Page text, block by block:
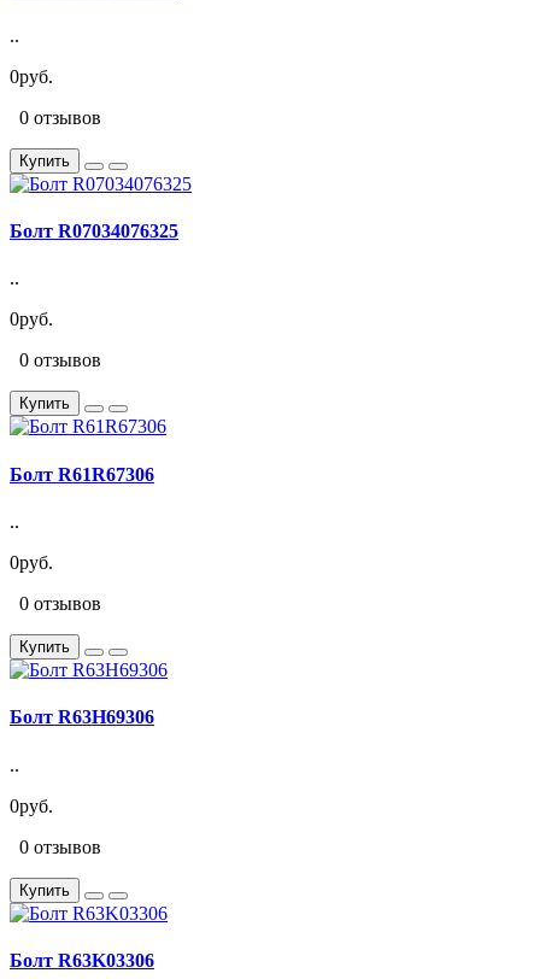
..
0руб.
0 отзывов
Купить
Болт R07034076325
..
0руб.
0 отзывов
Купить
Болт R61R67306
..
0руб.
0 отзывов
Купить
Болт R63H69306
..
0руб.
0 отзывов
Купить
Болт R63K03306